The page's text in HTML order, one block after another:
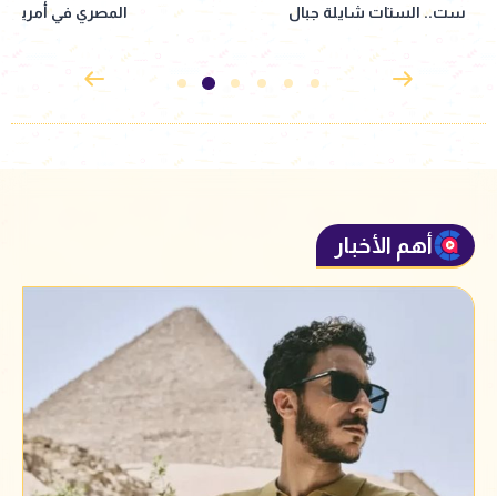
ست.. الستات شايلة جبال
المصري في
أهم الأخبار